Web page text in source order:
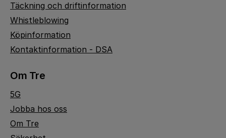
Täckning och driftinformation
Whistleblowing
Köpinformation
Kontaktinformation - DSA
Om Tre
5G
Jobba hos oss
Om Tre